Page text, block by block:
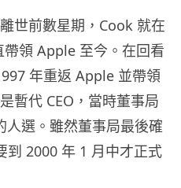
世前數星期，Cook 就在
帶領 Apple 至今。在回看
年重返 Apple 並帶領
暫代 CEO，當時董事局
人選。雖然董事局最後確
到 2000 年 1 月中才正式